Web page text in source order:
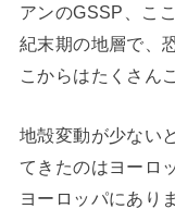
アンのGSSP、こ
紀末期の地層で、
こからはたくさん
地殻変動が少ない
てきたのはヨーロ
ヨーロッパにあり